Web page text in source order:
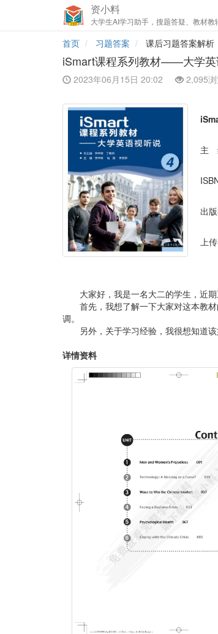
资小料
大学生AI学习助手，搜题答疑、教材
首页 习题答案 课后习题答案解析
iSmart课程系列教材——大学英
2023年06月15日 20:02 2,095
主
出
上传
大家好，我是一名大二的学生，近
首先，我想了解一下大家对这本教
调。
另外，关于学习经验，我很想知道
详情资料